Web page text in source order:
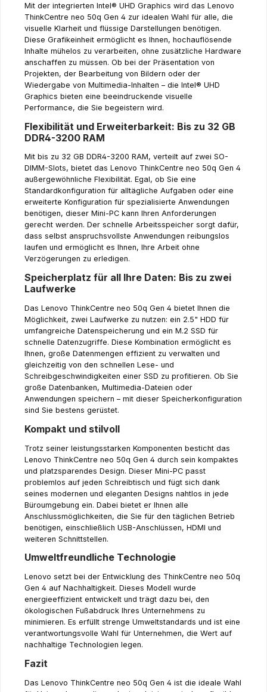
Mit der integrierten Intel® UHD Graphics wird das Lenovo
ThinkCentre neo 50q Gen 4 zur idealen Wahl für alle, die
visuelle Klarheit und flüssige Darstellungen benötigen.
Diese Grafikeinheit ermöglicht es Ihnen, hochauflösende
Inhalte mühelos zu verarbeiten, ohne zusätzliche Hardware
anschaffen zu müssen. Ob bei der Präsentation von
Projekten, der Bearbeitung von Bildern oder der
Wiedergabe von Multimedia-Inhalten – die Intel® UHD
Graphics bieten eine beeindruckende visuelle
Performance, die Sie begeistern wird.
Flexibilität und Erweiterbarkeit: Bis zu 32 GB
DDR4-3200 RAM
Mit bis zu 32 GB DDR4-3200 RAM, verteilt auf zwei SO-
DIMM-Slots, bietet das Lenovo ThinkCentre neo 50q Gen 4
außergewöhnliche Flexibilität. Egal, ob Sie eine
Standardkonfiguration für alltägliche Aufgaben oder eine
erweiterte Konfiguration für spezialisierte Anwendungen
benötigen, dieser Mini-PC kann Ihren Anforderungen
gerecht werden. Der schnelle Arbeitsspeicher sorgt dafür,
dass selbst anspruchsvollste Anwendungen reibungslos
laufen und ermöglicht es Ihnen, Ihre Arbeit ohne
Verzögerungen zu erledigen.
Speicherplatz für all Ihre Daten: Bis zu zwei
Laufwerke
Das Lenovo ThinkCentre neo 50q Gen 4 bietet Ihnen die
Möglichkeit, zwei Laufwerke zu nutzen: ein 2.5" HDD für
umfangreiche Datenspeicherung und ein M.2 SSD für
schnelle Datenzugriffe. Diese Kombination ermöglicht es
Ihnen, große Datenmengen effizient zu verwalten und
gleichzeitig von den schnellen Lese- und
Schreibgeschwindigkeiten einer SSD zu profitieren. Ob Sie
große Datenbanken, Multimedia-Dateien oder
Anwendungen speichern – mit dieser Speicherkonfiguration
sind Sie bestens gerüstet.
Kompakt und stilvoll
Trotz seiner leistungsstarken Komponenten besticht das
Lenovo ThinkCentre neo 50q Gen 4 durch sein kompaktes
und platzsparendes Design. Dieser Mini-PC passt
problemlos auf jeden Schreibtisch und fügt sich dank
seines modernen und eleganten Designs nahtlos in jede
Büroumgebung ein. Dabei bietet er Ihnen alle
Anschlussmöglichkeiten, die Sie für den täglichen Betrieb
benötigen, einschließlich USB-Anschlüssen, HDMI und
weiteren Schnittstellen.
Umweltfreundliche Technologie
Lenovo setzt bei der Entwicklung des ThinkCentre neo 50q
Gen 4 auf Nachhaltigkeit. Dieses Modell wurde
energieeffizient entwickelt und trägt dazu bei, den
ökologischen Fußabdruck Ihres Unternehmens zu
minimieren. Es erfüllt strenge Umweltstandards und ist eine
verantwortungsvolle Wahl für Unternehmen, die Wert auf
nachhaltige Technologien legen.
Fazit
Das Lenovo ThinkCentre neo 50q Gen 4 ist die ideale Wahl